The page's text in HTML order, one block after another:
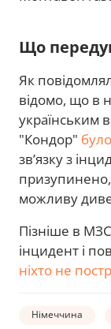
Що
Як
відомо, що в
українським
"Кондор"
зв’язку з
призупинено,
можливу
Пізніше в
інцидент і
ніхто не
Німеччина